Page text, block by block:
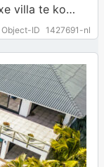
Object-ID 1427691-nl
villa te koop